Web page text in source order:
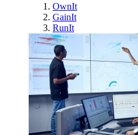
OwnIt
GainIt
RunIt